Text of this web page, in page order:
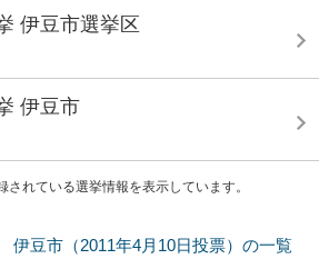
伊豆市選挙区
伊豆市
れている選挙情報を表示しています。
伊豆市（2011年4月10日投票）の一覧